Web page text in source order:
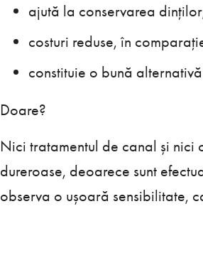
ajută la conservarea
costuri reduse, în
constituie o bună
Doare?
Nici tratamentul de canal și nici
dureroase, deoarece sunt
observa o ușoară sensibilitate,